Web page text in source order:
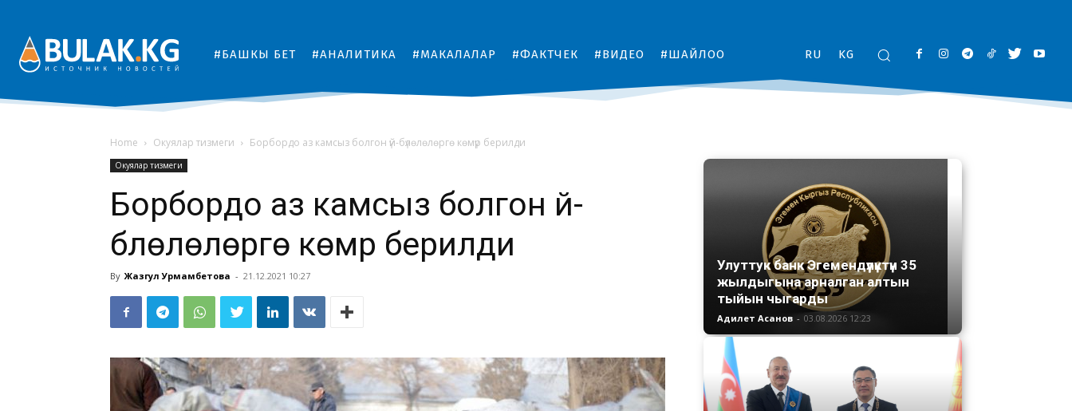
#БАШКЫ БЕТ #АНАЛИТИКА #МАКАЛАЛАР #ФАКТЧЕК #ВИДЕО #ШАЙЛОО RU KG
Home Окуялар тизмеги Борбордо аз камсыз болгон үй-бүлөлөлөргө көмүр берилди
Окуялар тизмеги
Борбордо аз камсыз болгон үй-
бүлөлөлөргө көмүр берилди
By Жазгул Урмамбетова - 21.12.2021 10:27
Улуттук банк Эгемендүүлүктүн 35
жылдыгына арналган алтын
тыйын чыгарды
Адилет Асанов - 03.08.2026 12:23